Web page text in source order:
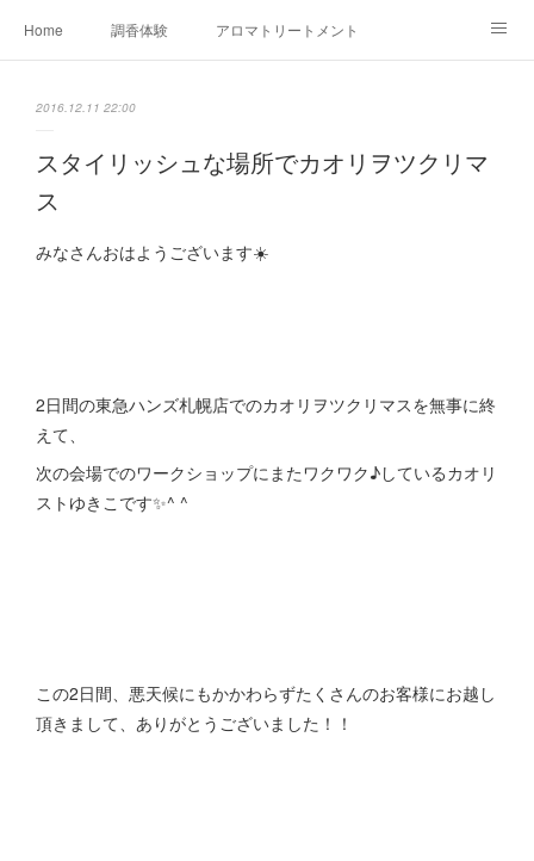
Home 調香体験 アロマトリートメントMenu
Ameblo
2016.12.11 22:00
スタイリッシュな場所でカオリヲツクリマ
ス
みなさんおはようございます☀️
2日間の東急ハンズ札幌店でのカオリヲツクリマスを無事に終
えて、
次の会場でのワークショップにまたワクワク♪しているカオリ
ストゆきこです✨^ ^
この2日間、悪天候にもかかわらずたくさんのお客様にお越し
頂きまして、ありがとうございました！！